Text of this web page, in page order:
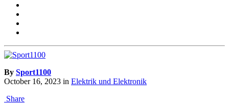
By Sport1100
October 16, 2023 in Elektrik und Elektronik
Share